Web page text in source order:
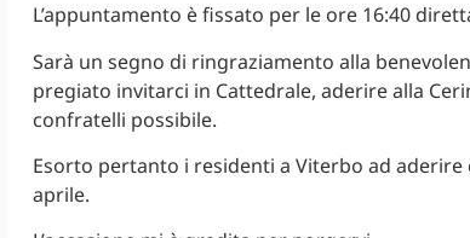
L’appuntamento è fissato per le ore 16:40
Sarà un segno di ringraziamento alla
pregiato invitarci in Cattedrale, aderire alla
confratelli possibile.
Esorto pertanto i residenti a Viterbo ad
aprile.